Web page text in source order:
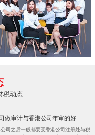
税动态
做审计与香港公司年审的好...
司之后一般都要受香港公司注册处与税